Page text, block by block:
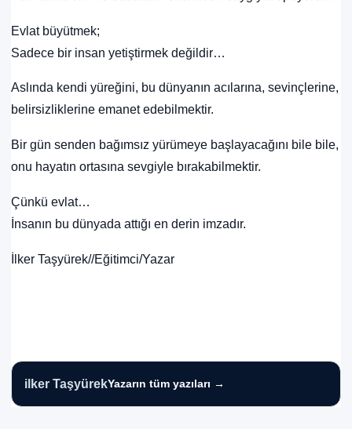
Evlat büyütmek;
Sadece bir insan yetiştirmek değildir…
Aslında kendi yüreğini, bu dünyanın acılarına, sevinçlerine,
belirsizliklerine emanet edebilmektir.
Bir gün senden bağımsız yürümeye başlayacağını bile bile,
onu hayatın ortasına sevgiyle bırakabilmektir.
Çünkü evlat…
İnsanın bu dünyada attığı en derin imzadır.
İlker Taşyürek//Eğitimci/Yazar
ilker TaşyürekYazarın tüm yazıları →